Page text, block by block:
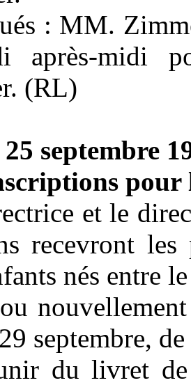
: MM.
après-midi
(RL)
septembre
pour
et le
recevront
nés entre
septembre,
du livret